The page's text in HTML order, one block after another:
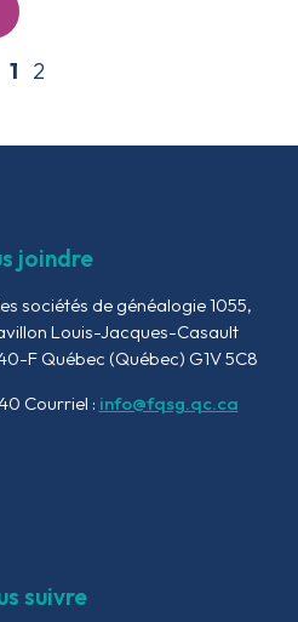
1 2
joindre
sociétés de généalogie1055,
Louis-Jacques-Casault
FQuébec (Québec) G1V 5C8
Courriel : info@fqsg.qc.ca
suivre